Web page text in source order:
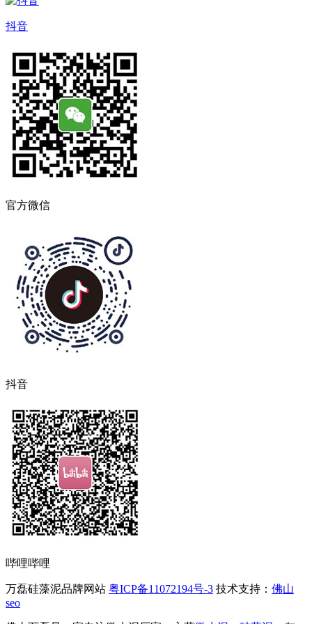
抖音
官方微信
抖音
哔哩哔哩
万磊硅藻泥品牌网站 粤ICP备11072194号-3 技术支持： 佛山
seo